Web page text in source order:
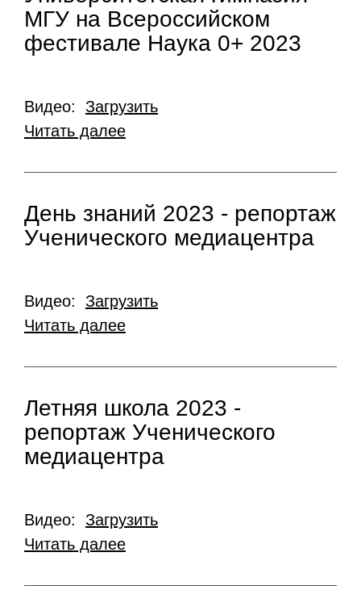
МГУ на Всероссийском
фестивале Наука 0+ 2023
Видео: Загрузить
Читать далее
День знаний 2023 - репортаж
Ученического медиацентра
Видео: Загрузить
Читать далее
Летняя школа 2023 -
репортаж Ученического
медиацентра
Видео: Загрузить
Читать далее